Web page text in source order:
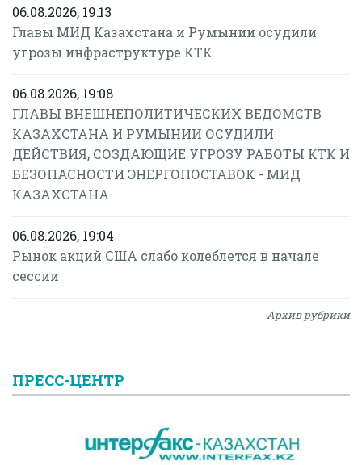
06.08.2026, 19:13
Главы МИД Казахстана и Румынии осудили
угрозы инфраструктуре КТК
06.08.2026, 19:08
ГЛАВЫ ВНЕШНЕПОЛИТИЧЕСКИХ ВЕДОМСТВ
КАЗАХСТАНА И РУМЫНИИ ОСУДИЛИ
ДЕЙСТВИЯ, СОЗДАЮЩИЕ УГРОЗУ РАБОТЫ КТК И
БЕЗОПАСНОСТИ ЭНЕРГОПОСТАВОК - МИД
КАЗАХСТАНА
06.08.2026, 19:04
Рынок акций США слабо колеблется в начале
сессии
Архив рубрики
ПРЕСС-ЦЕНТР